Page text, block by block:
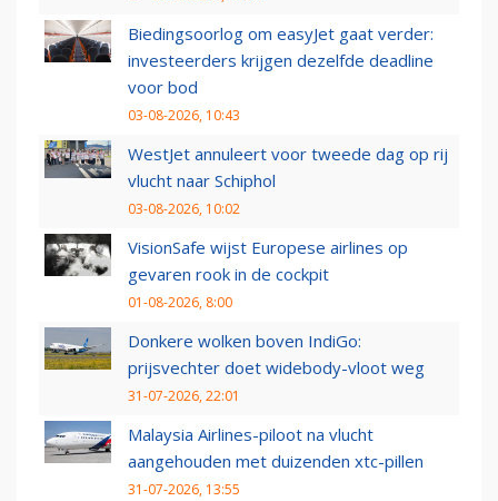
Biedingsoorlog om easyJet gaat verder:
investeerders krijgen dezelfde deadline
voor bod
03-08-2026, 10:43
WestJet annuleert voor tweede dag op rij
vlucht naar Schiphol
03-08-2026, 10:02
VisionSafe wijst Europese airlines op
gevaren rook in de cockpit
01-08-2026, 8:00
Donkere wolken boven IndiGo:
prijsvechter doet widebody-vloot weg
31-07-2026, 22:01
Malaysia Airlines-piloot na vlucht
aangehouden met duizenden xtc-pillen
31-07-2026, 13:55